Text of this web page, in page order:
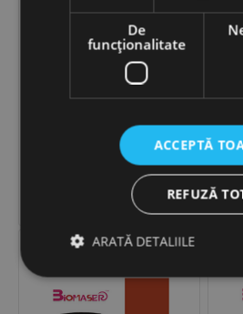
Biomaser LIGHT ASH BROWN
143LEI

−
BIOMASER
De
funcţionalitate
ACCEPTĂ
REFUZĂ
ARATĂ DETALIILE